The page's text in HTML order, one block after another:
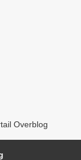
Overblog